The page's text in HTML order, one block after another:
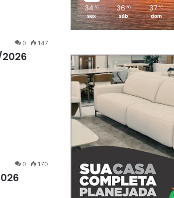
0 147
2026
0 170
34 ℃
sex
36 ℃
sáb
37 ℃
dom